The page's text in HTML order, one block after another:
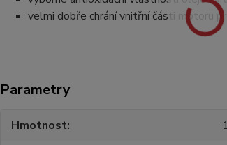
velmi dobře chrání vnitřní části motoru
Parametry
Hmotnost